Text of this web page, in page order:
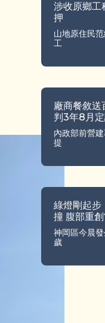
涉收原鄉工
押
山地原住民
工
廠商餐敘
判3年8月
內政部前營
提
綠燈剛起步
撞 腹部重
神岡區今晨
歲